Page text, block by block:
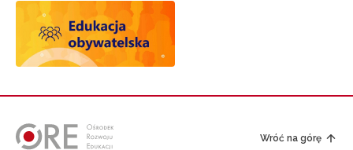
Wróć na górę